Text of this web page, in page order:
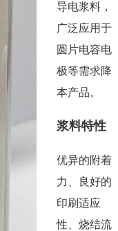
导电浆料，
广泛应用于
圆片电容电
极等需求降
本产品。
浆料特性
优异的附着
力、良好的
印刷适应
性、烧结流